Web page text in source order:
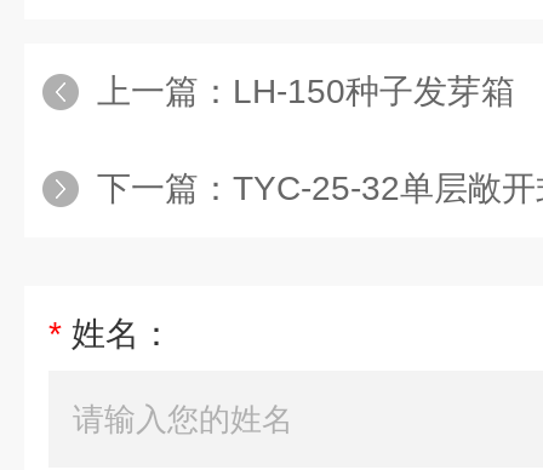
上一篇： LH-150种子发芽箱
下一篇： TYC-25-32单层敞
* 姓名：